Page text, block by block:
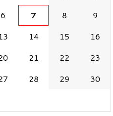
6 7 8
9
14 15
16
21 22
23
28 29
30